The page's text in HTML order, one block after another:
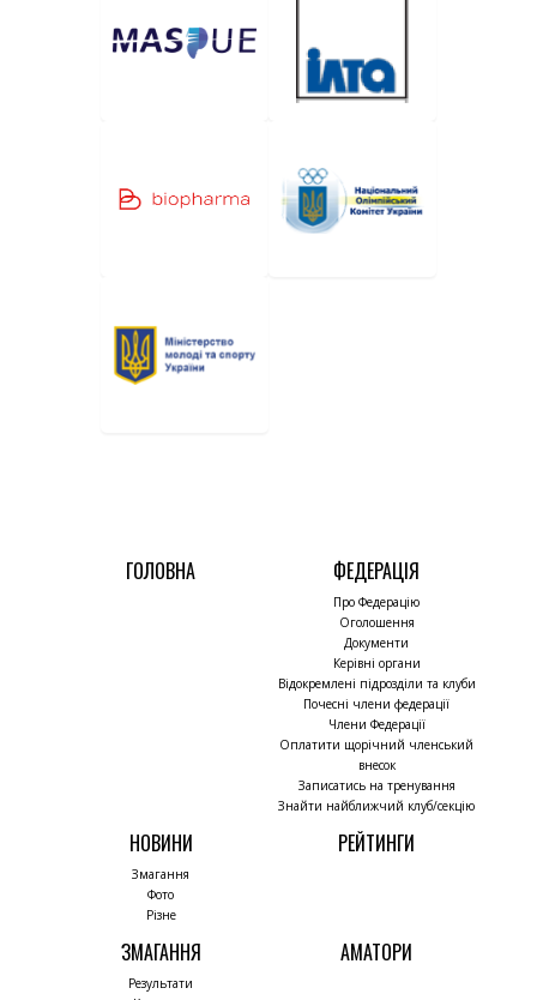
ГОЛОВНА ФЕДЕРАЦІЯ
Про Федерацію
Оголошення
Документи
Керівні органи
Відокремлені підрозділи та клуби
Почесні члени федерації
Члени Федерації
Оплатити щорічний членський
внесок
Записатись на тренування
Знайти найближчий клуб/секцію
НОВИНИ
Змагання
Фото
Різне
РЕЙТИНГИ
ЗМАГАННЯ
Результати
АМАТОРИ